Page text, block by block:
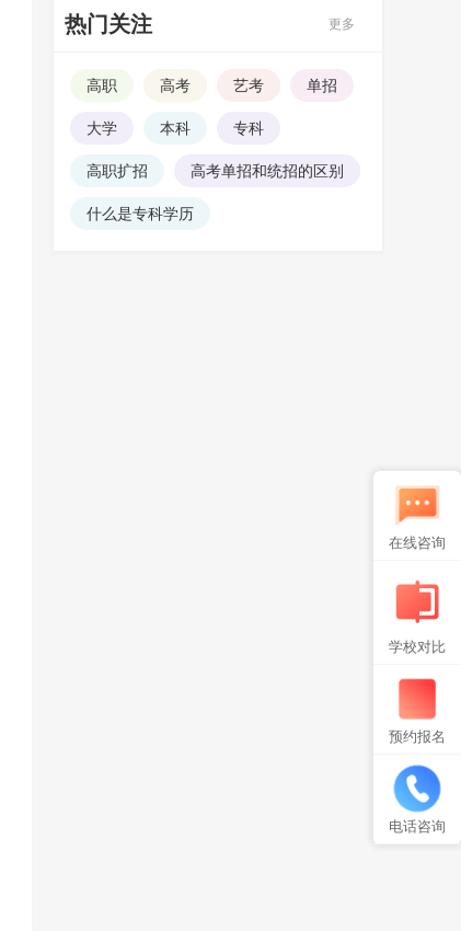
热门关注 更多
高职 高考 艺考 单招
大学 本科 专科
高职扩招 高考单招和统招的区别
什么是专科学历
在线咨询
学校对比
预约报名
电话咨询